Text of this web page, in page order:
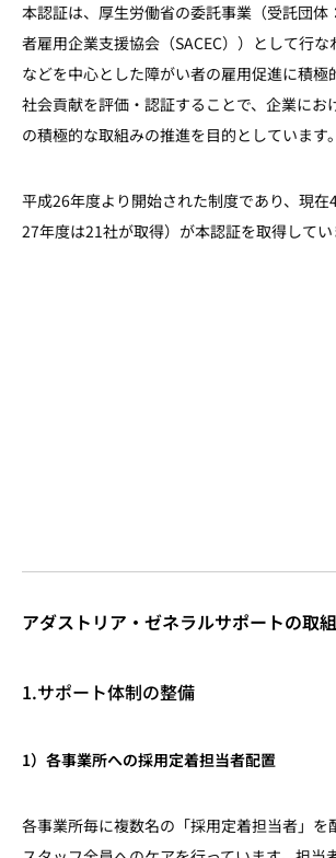
本認証は、厚生労働省の委託事業（受託団体
者雇用企業支援協会（SACEC））として行
などを中心とした障がい者の雇用促進に積極
社会貢献を評価・認証することで、企業にお
の積極的な取組みの推進を目的としています。
平成26年度より開始された制度であり、現
27年度は21社が取得）が本認証を取得してい
アダストリア・ゼネラルサポートの取
1.サポート体制の整備
1）各事業所への採用定着担当者配置
各事業所毎に複数名の「採用定着担当者」を